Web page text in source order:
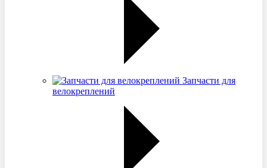
Запчасти для
велокреплений